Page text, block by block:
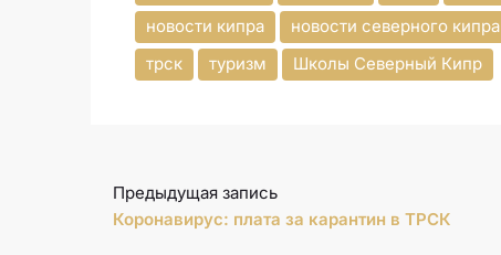
новости кипра
новости северного кипра
трск
туризм Школы Северный Кипр
Предыдущая запись
Коронавирус: плата за карантин в ТРСК